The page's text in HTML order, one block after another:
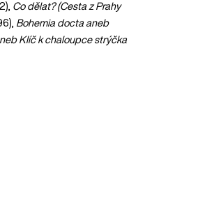
Co dělat? (Cesta z Prahy
Bohemia docta aneb
Klíč k chaloupce strýčka